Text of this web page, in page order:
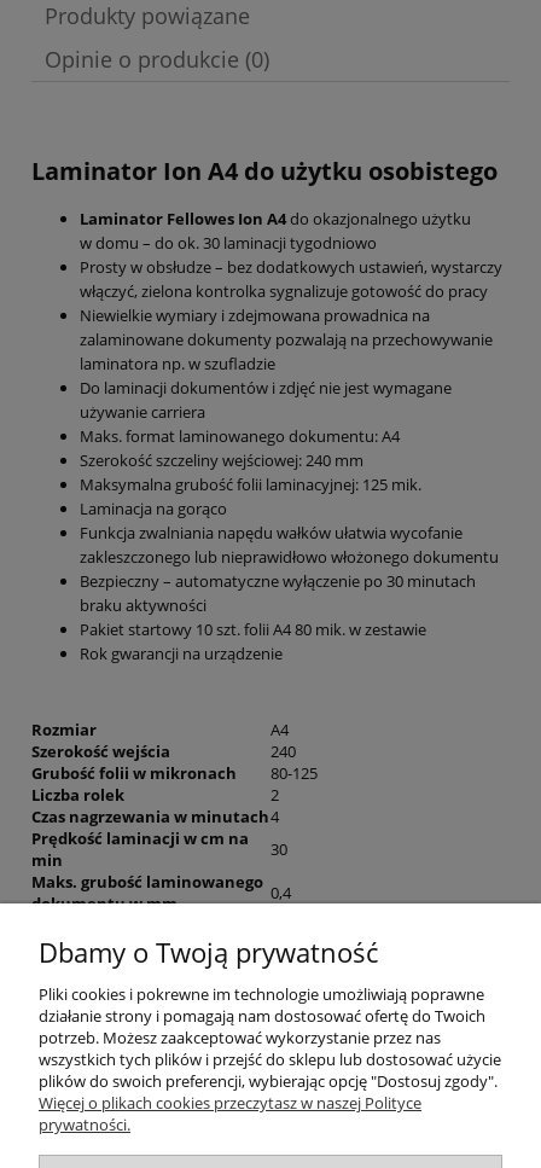
Produkty powiązane
Opinie o produkcie (0)
Laminator Ion A4 do użytku osobistego
Laminator Fellowes Ion A4do okazjonalnego użytku
w domu – do ok. 30 laminacji tygodniowo
Prosty w obsłudze – bez dodatkowych ustawień, wystarczy
włączyć, zielona kontrolka sygnalizuje gotowość do pracy
Niewielkie wymiary i zdejmowana prowadnica na
zalaminowane dokumenty pozwalają na przechowywanie
laminatora np. w szufladzie
Do laminacji dokumentów i zdjęć nie jest wymagane
używanie carriera
Maks. format laminowanego dokumentu: A4
Szerokość szczeliny wejściowej: 240 mm
Maksymalna grubość folii laminacyjnej: 125 mik.
Laminacja na gorąco
Funkcja zwalniania napędu wałków ułatwia wycofanie
zakleszczonego lub nieprawidłowo włożonego dokumentu
Bezpieczny – automatyczne wyłączenie po 30 minutach
braku aktywności
Pakiet startowy 10 szt. folii A4 80 mik. w zestawie
Rok gwarancji na urządzenie
Rozmiar
A4
Szerokość wejścia
240
Grubość folii w mikronach
80-125
Liczba rolek
2
Czas nagrzewania w minutach4
Prędkość laminacji w cm na
min
30
Maks. grubość laminowanego
dokumentu w mm
0,4
Laminacja bez carriera
Tak
Dźwignia zwalniająca
Tak
Auto Shut Off
Tak
Jam Free
Tak
Sygnał gotowości
dioda
Mechanizm grzejny
płyta grzejna
Wymiary urządzenia w mm
62 x 359 x 113
Waga w kg
1
Nr kat.
Warunki zakupów
Dbamy o Twoją prywatność
Pliki cookies i pokrewne im technologie umożliwiają poprawne
działanie strony i pomagają nam dostosować ofertę do Twoich
potrzeb. Możesz zaakceptować wykorzystanie przez nas
wszystkich tych plików i przejść do sklepu lub dostosować użycie
plików do swoich preferencji, wybierając opcję "Dostosuj zgody".
Więcej o plikach cookies przeczytasz w naszej Polityce
prywatności.